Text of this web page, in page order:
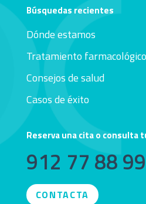
Búsquedas recientes
Dónde estamos
Tratamiento farmacológico
Consejos de salud
Casos de éxito
Reserva una cita o consulta
912 77 88 99
CONTACTA